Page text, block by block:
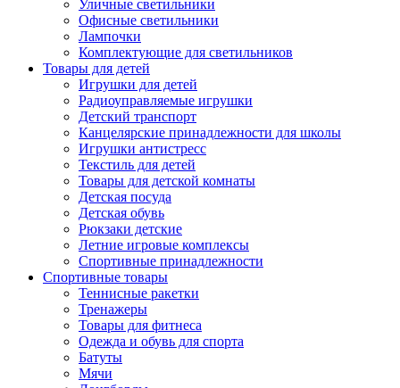
Уличные светильники
Офисные светильники
Лампочки
Комплектующие для светильников
Товары для детей
Игрушки для детей
Радиоуправляемые игрушки
Детский транспорт
Канцелярские принадлежности для школы
Игрушки антистресс
Текстиль для детей
Товары для детской комнаты
Детская посуда
Детская обувь
Рюкзаки детские
Летние игровые комплексы
Спортивные принадлежности
Спортивные товары
Теннисные ракетки
Тренажеры
Товары для фитнеса
Одежда и обувь для спорта
Батуты
Мячи